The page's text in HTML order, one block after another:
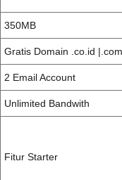
350MB
Gratis Domain .co.id
2 Email Account
Unlimited Bandwith
Fitur Starter